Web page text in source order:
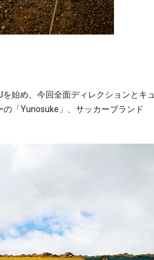
始め、今回全面ディレクションとキュ
の「Yunosuke」、サッカーブランド